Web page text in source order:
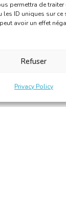
permettra de
ID uniques sur ce
avoir un effet
Refuser
Privacy Policy